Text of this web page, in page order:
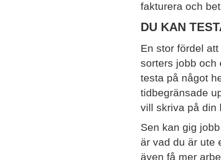
fakturera och
DU KAN
En stor fördel
sorters jobb och
testa på något
tidbegränsade
vill skriva på din
Sen kan gig
är vad du är ute
även få mer